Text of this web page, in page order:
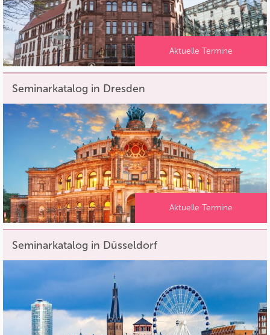
Aktuelle Termine
Seminarkatalog in Dresden
Aktuelle Termine
Seminarkatalog in Düsseldorf